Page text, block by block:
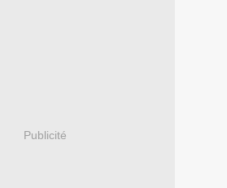
Publicité